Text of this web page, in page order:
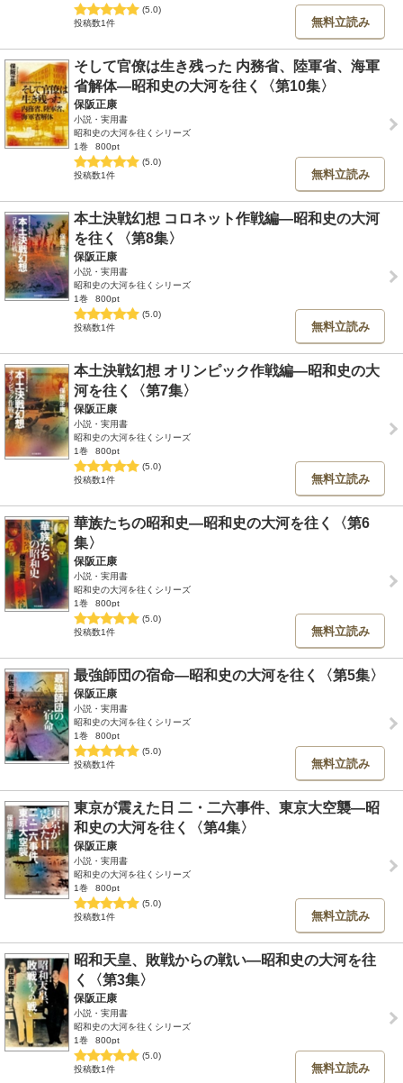
(5.0)
投稿数1件
無料立読み
そして官僚は生き残った 内務省、陸軍省、海軍
省解体―昭和史の大河を往く〈第10集〉
保阪正康
小説・実用書
昭和史の大河を往くシリーズ
1巻
800pt
(5.0)
投稿数1件
無料立読み
本土決戦幻想 コロネット作戦編―昭和史の大河
を往く〈第8集〉
保阪正康
小説・実用書
昭和史の大河を往くシリーズ
1巻
800pt
(5.0)
投稿数1件
無料立読み
本土決戦幻想 オリンピック作戦編―昭和史の大
河を往く〈第7集〉
保阪正康
小説・実用書
昭和史の大河を往くシリーズ
1巻
800pt
(5.0)
投稿数1件
無料立読み
華族たちの昭和史―昭和史の大河を往く〈第6
集〉
保阪正康
小説・実用書
昭和史の大河を往くシリーズ
1巻
800pt
(5.0)
投稿数1件
無料立読み
最強師団の宿命―昭和史の大河を往く〈第5集〉
保阪正康
小説・実用書
昭和史の大河を往くシリーズ
1巻
800pt
(5.0)
投稿数1件
無料立読み
東京が震えた日 二・二六事件、東京大空襲―昭
和史の大河を往く〈第4集〉
保阪正康
小説・実用書
昭和史の大河を往くシリーズ
1巻
800pt
(5.0)
投稿数1件
無料立読み
昭和天皇、敗戦からの戦い―昭和史の大河を往
く〈第3集〉
保阪正康
小説・実用書
昭和史の大河を往くシリーズ
1巻
800pt
(5.0)
投稿数1件
無料立読み